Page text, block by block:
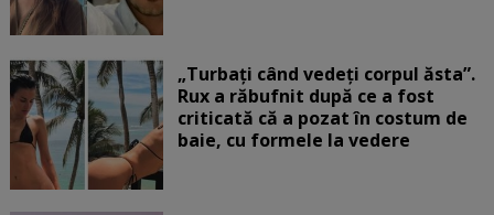
„Turbați când vedeți corpul ăsta”.
Rux a răbufnit după ce a fost
criticată că a pozat în costum de
baie, cu formele la vedere